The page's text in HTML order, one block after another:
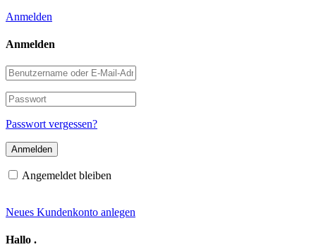
Anmelden
Anmelden
Benutzername
oder
E-
Mail-
Adresse
Passwort
Passwort vergessen?
Angemeldet bleiben
Neues Kundenkonto anlegen
Hallo .